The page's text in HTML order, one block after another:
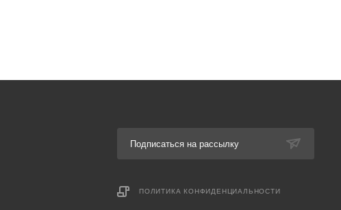
Подписаться на рассылку
ПОЛИТИКА КОНФИДЕНЦИАЛЬНОСТИ